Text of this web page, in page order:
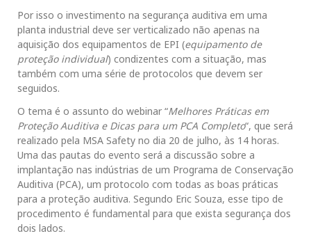
Por isso o investimento na segurança auditiva em uma
planta industrial deve ser verticalizado não apenas na
aquisição dos equipamentos de EPI (equipamento de
proteção individual) condizentes com a situação, mas
também com uma série de protocolos que devem ser
seguidos.
O tema é o assunto do webinar “Melhores Práticas em
Proteção Auditiva e Dicas para um PCA Completo“, que será
realizado pela MSA Safety no dia 20 de julho, às 14 horas.
Uma das pautas do evento será a discussão sobre a
implantação nas indústrias de um Programa de Conservação
Auditiva (PCA), um protocolo com todas as boas práticas
para a proteção auditiva. Segundo Eric Souza, esse tipo de
procedimento é fundamental para que exista segurança dos
dois lados.